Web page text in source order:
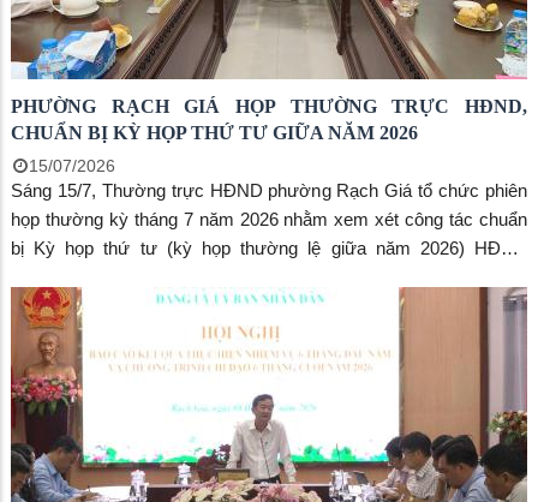
PHƯỜNG RẠCH GIÁ HỌP THƯỜNG TRỰC HĐND,
CHUẨN BỊ KỲ HỌP THỨ TƯ GIỮA NĂM 2026
15/07/2026
Sáng 15/7, Thường trực HĐND phường Rạch Giá tổ chức phiên
họp thường kỳ tháng 7 năm 2026 nhằm xem xét công tác chuẩn
bị Kỳ họp thứ tư (kỳ họp thường lệ giữa năm 2026) HĐND
nội dung thuộc thẩm quyền. Đồng chí Nguyễn Thị Hoàn Xuân,
Phó Bí thư Thường trực Đảng ủy, Chủ tịch HĐND phường chủ trì
cuộc họp.